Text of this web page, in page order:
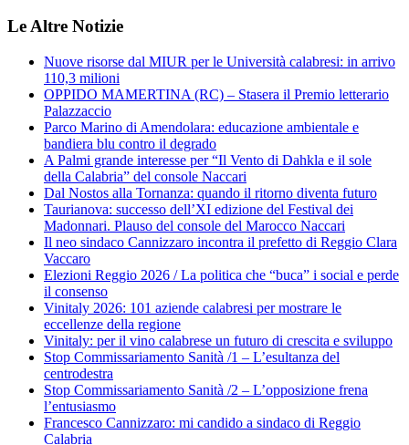
Le Altre Notizie
Nuove risorse dal MIUR per le Università calabresi: in arrivo
110,3 milioni
OPPIDO MAMERTINA (RC) – Stasera il Premio letterario
Palazzaccio
Parco Marino di Amendolara: educazione ambientale e
bandiera blu contro il degrado
A Palmi grande interesse per “Il Vento di Dahkla e il sole
della Calabria” del console Naccari
Dal Nostos alla Tornanza: quando il ritorno diventa futuro
Taurianova: successo dell’XI edizione del Festival dei
Madonnari. Plauso del console del Marocco Naccari
Il neo sindaco Cannizzaro incontra il prefetto di Reggio Clara
Vaccaro
Elezioni Reggio 2026 / La politica che “buca” i social e perde
il consenso
Vinitaly 2026: 101 aziende calabresi per mostrare le
eccellenze della regione
Vinitaly: per il vino calabrese un futuro di crescita e sviluppo
Stop Commissariamento Sanità /1 – L’esultanza del
centrodestra
Stop Commissariamento Sanità /2 – L’opposizione frena
l’entusiasmo
Francesco Cannizzaro: mi candido a sindaco di Reggio
Calabria